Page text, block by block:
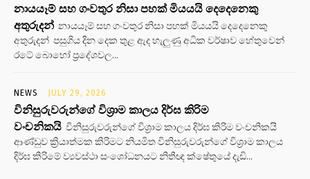
නායයෑම් සහ ගංවතුර නිසා පහක් මියයයි දෙදෙනෙකු
අතුරුදන් නායයෑම් සහ ගංවතුර නිසා පහක් මියයයි දෙදෙනෙකු
අතුරුදන් පසුගිය දින දෙක තුළ ඇද හැලුණු අධික වර්ෂාව හේතුවෙන්
රටේ බොහෝ ප්‍රදේශවල...
NEWS JULY 29, 2026
විනිසුරුවරුන්ගේ විශ්‍රාම කාලය දිර්ඝ කිරිම
වංචනිකයි විනිසුරුවරුන්ගේ විශ්‍රාම කාලය දිර්ඝ කිරිම වංචනිකයි
ආණ්ඩුව ක්‍රියාත්මක කිරිමට නියමිත විනිසුරුවරුන්ගේ විශ්‍රාම කාලය
දිර්ඝ කිරිමේ ව්‍යවස්ථා සංශෝධනයට නිතීඥ ක්ෂේතුයේ දැඩි...